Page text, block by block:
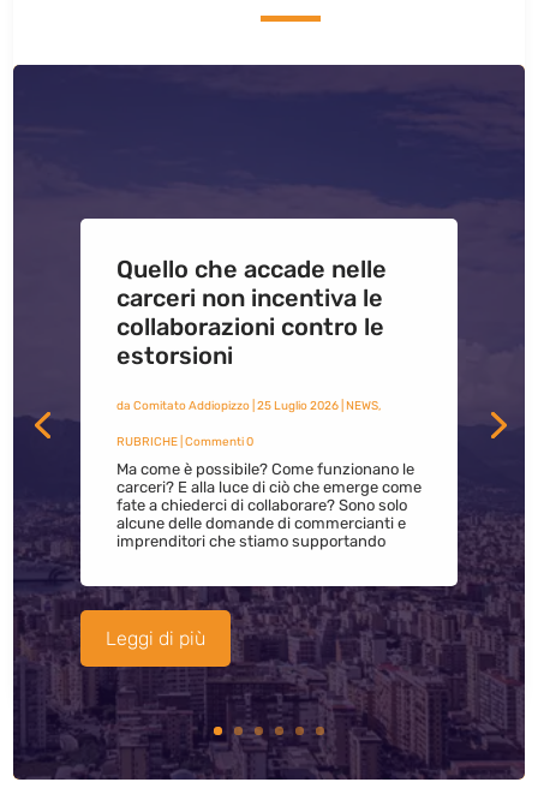
Quello che accade nelle
carceri non incentiva le
collaborazioni contro le
estorsioni
da Comitato Addiopizzo| 25 Luglio 2026| NEWS,
RUBRICHE| Commenti 0
Ma come è possibile? Come funzionano le
carceri? E alla luce di ciò che emerge come
fate a chiederci di collaborare? Sono solo
alcune delle domande di commercianti e
imprenditori che stiamo supportando
Leggi di più